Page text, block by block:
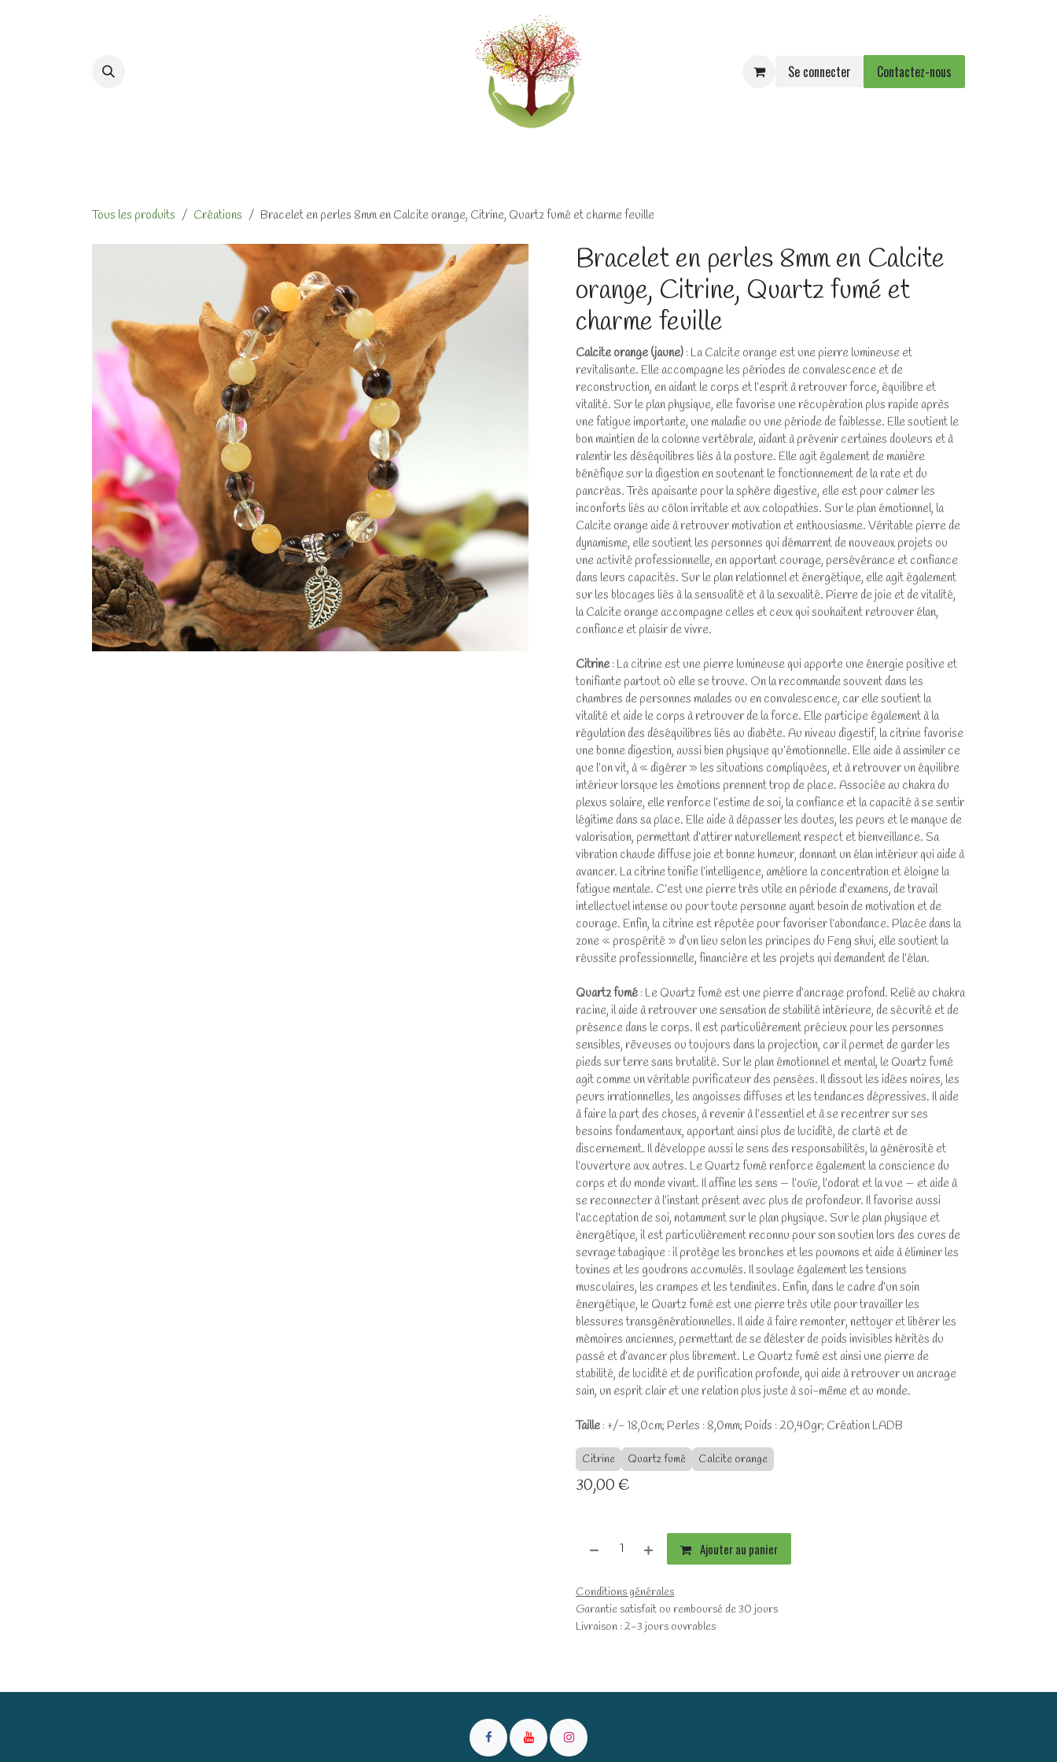
Se connecter Contactez-nous
Tous les produits Créations Bracelet en perles 8mm en Calcite orange, Citrine, Quartz fumé et charme feuille
Bracelet en perles 8mm en Calcite
orange, Citrine, Quartz fumé et
charme feuille
Calcite orange (jaune) : La Calcite orange est une pierre lumineuse et
revitalisante. Elle accompagne les périodes de convalescence et de
reconstruction, en aidant le corps et l’esprit à retrouver force, équilibre et
vitalité. Sur le plan physique, elle favorise une récupération plus rapide après
une fatigue importante, une maladie ou une période de faiblesse. Elle soutient le
bon maintien de la colonne vertébrale, aidant à prévenir certaines douleurs et à
ralentir les déséquilibres liés à la posture. Elle agit également de manière
bénéfique sur la digestion en soutenant le fonctionnement de la rate et du
pancréas. Très apaisante pour la sphère digestive, elle est pour calmer les
inconforts liés au côlon irritable et aux colopathies. Sur le plan émotionnel, la
Calcite orange aide à retrouver motivation et enthousiasme. Véritable pierre de
dynamisme, elle soutient les personnes qui démarrent de nouveaux projets ou
une activité professionnelle, en apportant courage, persévérance et confiance
dans leurs capacités. Sur le plan relationnel et énergétique, elle agit également
sur les blocages liés à la sensualité et à la sexualité. Pierre de joie et de vitalité,
la Calcite orange accompagne celles et ceux qui souhaitent retrouver élan,
confiance et plaisir de vivre.
Citrine : La citrine est une pierre lumineuse qui apporte une énergie positive et
tonifiante partout où elle se trouve. On la recommande souvent dans les
chambres de personnes malades ou en convalescence, car elle soutient la
vitalité et aide le corps à retrouver de la force. Elle participe également à la
régulation des déséquilibres liés au diabète. Au niveau digestif, la citrine favorise
une bonne digestion, aussi bien physique qu’émotionnelle. Elle aide à assimiler ce
que l’on vit, à « digérer » les situations compliquées, et à retrouver un équilibre
intérieur lorsque les émotions prennent trop de place. Associée au chakra du
plexus solaire, elle renforce l’estime de soi, la confiance et la capacité à se sentir
légitime dans sa place. Elle aide à dépasser les doutes, les peurs et le manque de
valorisation, permettant d’attirer naturellement respect et bienveillance. Sa
vibration chaude diffuse joie et bonne humeur, donnant un élan intérieur qui aide à
avancer. La citrine tonifie l’intelligence, améliore la concentration et éloigne la
fatigue mentale. C’est une pierre très utile en période d’examens, de travail
intellectuel intense ou pour toute personne ayant besoin de motivation et de
courage. Enfin, la citrine est réputée pour favoriser l’abondance. Placée dans la
zone « prospérité » d’un lieu selon les principes du Feng shui, elle soutient la
réussite professionnelle, financière et les projets qui demandent de l’élan.
Quartz fumé : Le Quartz fumé est une pierre d’ancrage profond. Relié au chakra
racine, il aide à retrouver une sensation de stabilité intérieure, de sécurité et de
présence dans le corps. Il est particulièrement précieux pour les personnes
sensibles, rêveuses ou toujours dans la projection, car il permet de garder les
pieds sur terre sans brutalité. Sur le plan émotionnel et mental, le Quartz fumé
agit comme un véritable purificateur des pensées. Il dissout les idées noires, les
peurs irrationnelles, les angoisses diffuses et les tendances dépressives. Il aide
à faire la part des choses, à revenir à l’essentiel et à se recentrer sur ses
besoins fondamentaux, apportant ainsi plus de lucidité, de clarté et de
discernement. Il développe aussi le sens des responsabilités, la générosité et
l’ouverture aux autres. Le Quartz fumé renforce également la conscience du
corps et du monde vivant. Il affine les sens — l’ouïe, l’odorat et la vue — et aide à
se reconnecter à l’instant présent avec plus de profondeur. Il favorise aussi
l’acceptation de soi, notamment sur le plan physique. Sur le plan physique et
énergétique, il est particulièrement reconnu pour son soutien lors des cures de
sevrage tabagique : il protège les bronches et les poumons et aide à éliminer les
toxines et les goudrons accumulés. Il soulage également les tensions
musculaires, les crampes et les tendinites. Enfin, dans le cadre d’un soin
énergétique, le Quartz fumé est une pierre très utile pour travailler les
blessures transgénérationnelles. Il aide à faire remonter, nettoyer et libérer les
mémoires anciennes, permettant de se délester de poids invisibles hérités du
passé et d’avancer plus librement. Le Quartz fumé est ainsi une pierre de
stabilité, de lucidité et de purification profonde, qui aide à retrouver un ancrage
sain, un esprit clair et une relation plus juste à soi-même et au monde.
Taille : +/- 18,0cm; Perles : 8,0mm; Poids : 20,40gr; Création LADB
Citrine Quartz fumé Calcite orange
30,00€
Ajouter au panier
Conditions générales
Garantie satisfait ou remboursé de 30 jours
Livraison : 2-3 jours ouvrables